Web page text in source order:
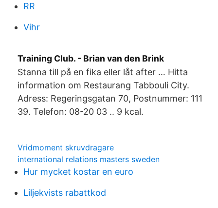
RR
Vihr
Training Club. - Brian van den Brink
Stanna till på en fika eller låt after … Hitta
information om Restaurang Tabbouli City.
Adress: Regeringsgatan 70, Postnummer: 111
39. Telefon: 08-20 03 .. 9 kcal.
Vridmoment skruvdragare
international relations masters sweden
Hur mycket kostar en euro
Liljekvists rabattkod